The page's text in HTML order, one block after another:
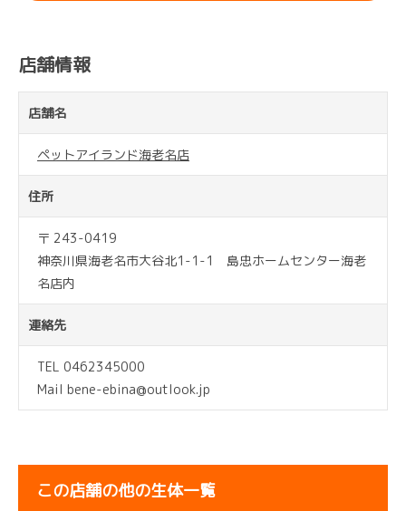
店舗情報
店舗名
ペットアイランド海老名店
住所
〒 243-0419
神奈川県海老名市大谷北1-1-1 島忠ホームセンター海老
名店内
連絡先
TEL 0462345000
Mail bene-ebina@outlook.jp
この店舗の他の生体一覧